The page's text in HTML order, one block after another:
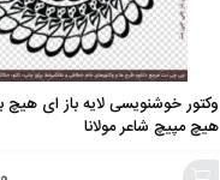
وکتور خوشنویسی لایه باز ای هیچ
هیچ مپیچ شاعر مولانا